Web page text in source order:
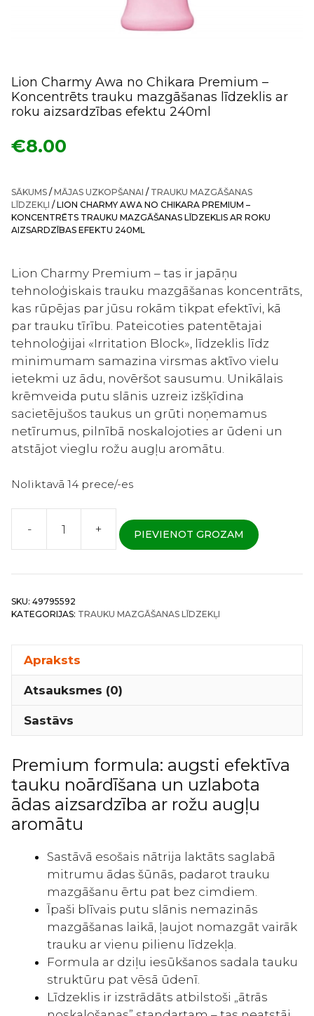
Lion Charmy Awa no Chikara Premium –
Koncentrēts trauku mazgāšanas līdzeklis ar
roku aizsardzības efektu 240ml
€8.00
SĀKUMS / MĀJAS UZKOPŠANAI / TRAUKU MAZGĀŠANAS
LĪDZEKĻI / LION CHARMY AWA NO CHIKARA PREMIUM –
KONCENTRĒTS TRAUKU MAZGĀŠANAS LĪDZEKLIS AR ROKU
AIZSARDZĪBAS EFEKTU 240ML
Lion Charmy Premium – tas ir japāņu
tehnoloģiskais trauku mazgāšanas koncentrāts,
kas rūpējas par jūsu rokām tikpat efektīvi, kā
par trauku tīrību. Pateicoties patentētajai
tehnoloģijai «Irritation Block», līdzeklis līdz
minimumam samazina virsmas aktīvo vielu
ietekmi uz ādu, novēršot sausumu. Unikālais
krēmveida putu slānis uzreiz izšķīdina
sacietējušos taukus un grūti noņemamus
netīrumus, pilnībā noskalojoties ar ūdeni un
atstājot vieglu rožu augļu aromātu.
Noliktavā 14 prece/-es
-
Lion
Charmy
Awa
Chikara
trauku
mazgāšanas
aizsardzības
efektu
240ml
+ PIEVIENOT GROZAM
SKU: 49795592
KATEGORIJAS: TRAUKU MAZGĀŠANAS LĪDZEKĻI
Apraksts
Atsauksmes (0)
Sastāvs
Premium formula: augsti efektīva
tauku noārdīšana un uzlabota
ādas aizsardzība ar rožu augļu
aromātu
Sastāvā esošais nātrija laktāts saglabā
mitrumu ādas šūnās, padarot trauku
mazgāšanu ērtu pat bez cimdiem.
Īpaši blīvais putu slānis nemazinās
mazgāšanas laikā, ļaujot nomazgāt vairāk
trauku ar vienu pilienu līdzekļa.
Formula ar dziļu iesūkšanos sadala tauku
struktūru pat vēsā ūdenī.
Līdzeklis ir izstrādāts atbilstoši „ātrās